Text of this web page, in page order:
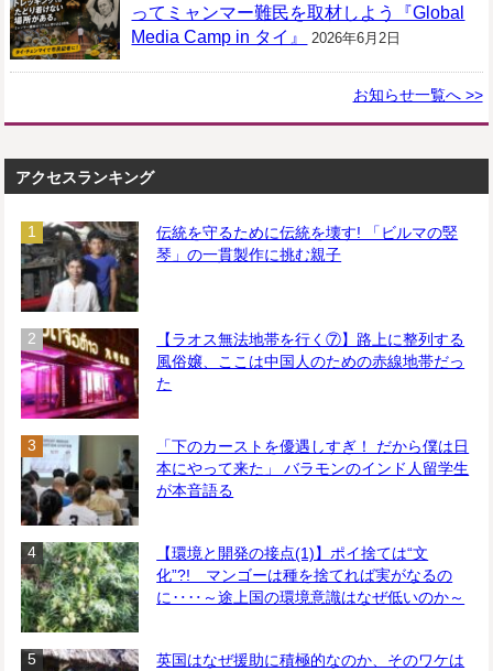
ってミャンマー難民を取材しよう『Global
Media Camp in タイ』
2026年6月2日
お知らせ一覧へ >>
アクセスランキング
伝統を守るために伝統を壊す! 「ビルマの竪
琴」の一貫製作に挑む親子
【ラオス無法地帯を行く⑦】路上に整列する
風俗嬢、ここは中国人のための赤線地帯だっ
た
「下のカーストを優遇しすぎ！ だから僕は日
本にやって来た」 バラモンのインド人留学生
が本音語る
【環境と開発の接点(1)】ポイ捨ては“文
化”?! マンゴーは種を捨てれば実がなるの
に‥‥～途上国の環境意識はなぜ低いのか～
英国はなぜ援助に積極的なのか、そのワケは